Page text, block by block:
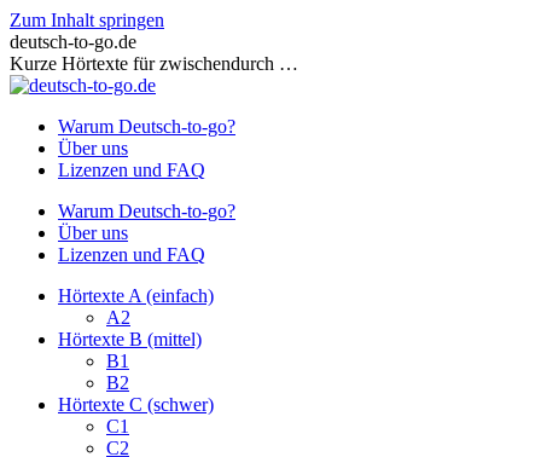
Zum Inhalt springen
deutsch-to-go.de
Kurze Hörtexte für zwischendurch …
Warum Deutsch-to-go?
Über uns
Lizenzen und FAQ
Warum Deutsch-to-go?
Über uns
Lizenzen und FAQ
Hörtexte A (einfach)
A2
Hörtexte B (mittel)
B1
B2
Hörtexte C (schwer)
C1
C2